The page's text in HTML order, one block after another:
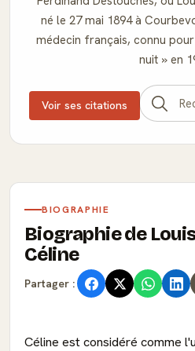
né le 27 mai 1894 à
médecin français, connu
nuit » en
Voir ses citations
BIOGRAPHIE
Biographie de
Céline
Partager :
Céline est considéré comme